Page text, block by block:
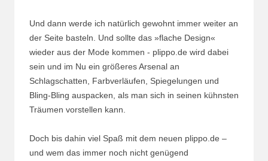
Und dann werde ich natürlich gewohnt immer weiter an
der Seite basteln. Und sollte das »flache Design«
wieder aus der Mode kommen - plippo.de wird dabei
sein und im Nu ein größeres Arsenal an
Schlagschatten, Farbverläufen, Spiegelungen und
Bling-Bling auspacken, als man sich in seinen kühnsten
Träumen vorstellen kann.
Doch bis dahin viel Spaß mit dem neuen plippo.de –
und wem das immer noch nicht genügend